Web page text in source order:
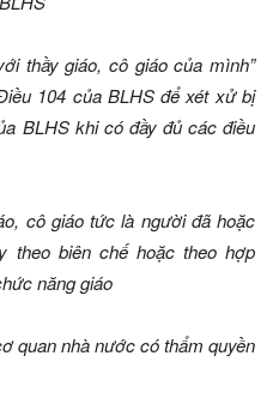
thầy giáo, cô giáo của mình”
104 của BLHS để xét xử bị
BLHS khi có đầy đủ các điều
cô giáo tức là người đã hoặc
theo biên chế hoặc theo hợp
năng giáo
quan nhà nước có thẩm quyền